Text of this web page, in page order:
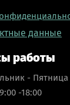
данные
работы
- Пятница
-18:00